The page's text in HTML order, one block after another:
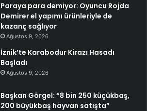
Paraya para demiyor: Oyuncu Rojda
Demirer el yapımı ürünleriyle de
kazanç sağlıyor
Ağustos 9, 2026
İznik’te Karabodur Kirazı Hasadı
Başladı
Ağustos 9, 2026
Başkan Görgel: “8 bin 250 küçükbaş,
200 büyükbaş hayvan satışta”